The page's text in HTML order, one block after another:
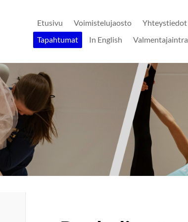
Etusivu Voimistelujaosto Yhteystiedot
Tapahtumat
In English Valmentajaintra